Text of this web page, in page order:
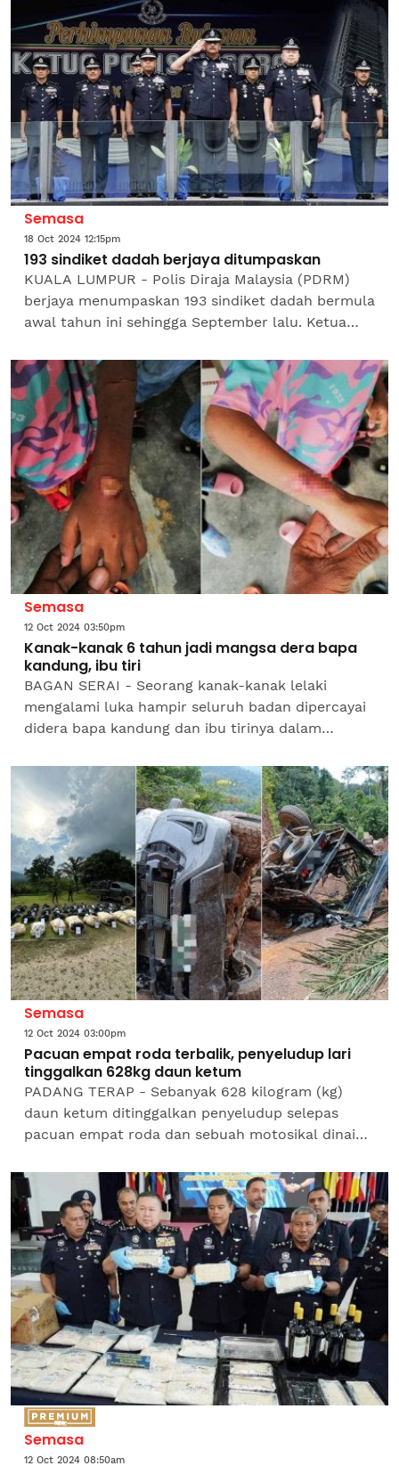
Semasa
18 Oct 2024 12:15pm
193 sindiket dadah berjaya ditumpaskan
KUALA LUMPUR - Polis Diraja Malaysia (PDRM)
berjaya menumpaskan 193 sindiket dadah bermula
awal tahun ini sehingga September lalu. Ketua
bagi tempoh...
Semasa
12 Oct 2024 03:50pm
Kanak-kanak 6 tahun jadi mangsa dera bapa
kandung, ibu tiri
BAGAN SERAI - Seorang kanak-kanak lelaki
mengalami luka hampir seluruh badan dipercayai
didera bapa kandung dan ibu tirinya dalam
sini. Ketua Polis...
Semasa
12 Oct 2024 03:00pm
Pacuan empat roda terbalik, penyeludup lari
tinggalkan 628kg daun ketum
PADANG TERAP - Sebanyak 628 kilogram (kg)
daun ketum ditinggalkan penyeludup selepas
pacuan empat roda dan sebuah motosikal dinaiki
cuba melarikan diri...
Semasa
12 Oct 2024 08:50am